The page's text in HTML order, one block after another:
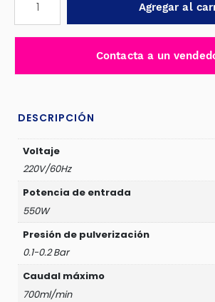
PARA
PINTAR
cantidad
Agregar al
Contacta a un
DESCRIPCIÓN
Voltaje
220V/60Hz
Potencia de entrada
550W
Presión de pulverización
0.1-0.2 Bar
Caudal máximo
700ml/min